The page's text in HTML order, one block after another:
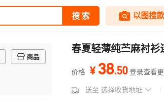
商品
春夏轻薄纯苎麻衬
价格 ¥ 38.50 登录查看
送至 选择收货地址